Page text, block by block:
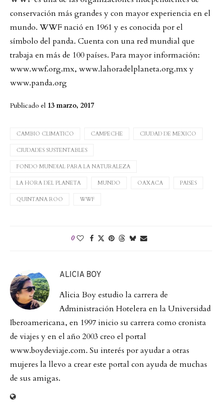
conservación más grandes y con mayor experiencia en el
mundo. WWF nació en 1961 y es conocida por el
símbolo del panda. Cuenta con una red mundial que
trabaja en más de 100 países. Para mayor información:
www.wwf.org.mx, www.lahoradelplaneta.org.mx y
www.panda.org
Publicado el 13 marzo, 2017
CAMBIO CLIMATICO CAMPECHE CIUDAD DE MEXICO
CIUDADES SUSTENTABLES
FONDO MUNDIAL PARA LA NATURALEZA
LA HORA DEL PLANETA MUNDO OAXACA PAISES
QUINTANA ROO WWF
0
ALICIA BOY
Alicia Boy estudio la carrera de
Administración Hotelera en la Universidad
Iberoamericana, en 1997 inicio su carrera como cronista
de viajes y en el año 2003 creo el portal
www.boydeviaje.com. Su interés por ayudar a otras
mujeres la llevo a crear este portal con ayuda de muchas
de sus amigas.